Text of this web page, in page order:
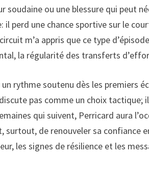
ou une blessure qui peut
perd une chance sportive sur le
m’a appris que ce type
la régularité des transferts
rythme soutenu dès les premiers
pas comme un choix tactique;
qui suivent, Perricard aura
de renouveler sa confiance
les signes de résilience et les